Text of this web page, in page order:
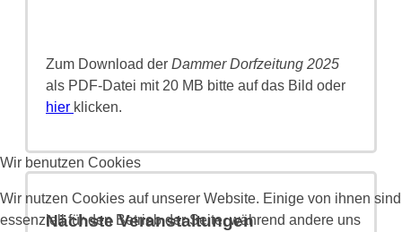
Zum Download der Dammer Dorfzeitung 2025
als PDF-Datei mit 20 MB bitte auf das Bild oder
hier klicken.
Nächste Veranstaltungen
Wir benutzen Cookies
Wir nutzen Cookies auf unserer Website. Einige von ihnen sind
essenziell für den Betrieb der Seite, während andere uns